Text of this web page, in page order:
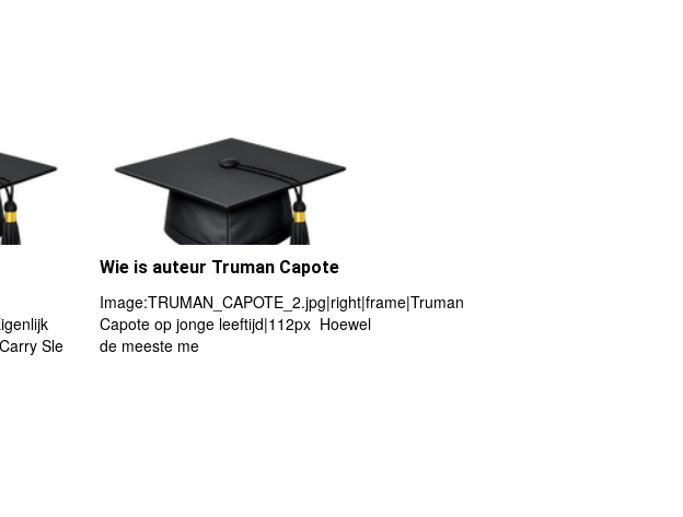
Sle
Wie is auteur Truman Capote
Image:TRUMAN_CAPOTE_2.jpg|right|frame|Truman
Capote op jonge leeftijd|112px Hoewel
de meeste me